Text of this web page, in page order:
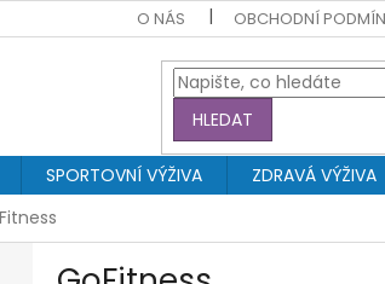
O NÁS OBCHODNÍ
HLEDAT
SPORTOVNÍ VÝŽIVA ZDRAVÁ VÝŽIVA